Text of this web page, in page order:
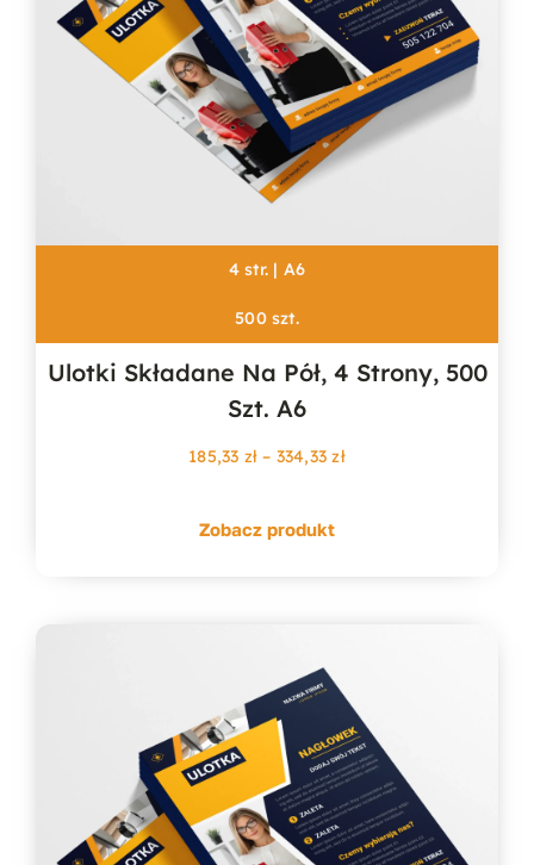
4 str. | A6
500 szt.
Ulotki Składane Na Pół, 4 Strony, 500
Szt. A6
185,33 zł – 334,33złZakres
Zobacz produkt